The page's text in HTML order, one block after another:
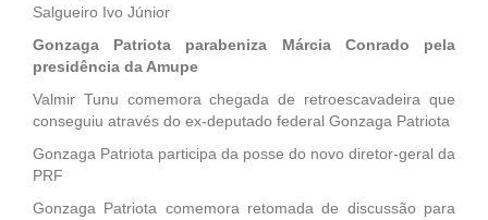
Salgueiro Ivo Júnior
Gonzaga Patriota parabeniza Márcia Conrado pela
presidência da Amupe
Valmir Tunu comemora chegada de retroescavadeira que
conseguiu através do ex-deputado federal Gonzaga Patriota
Gonzaga Patriota participa da posse do novo diretor-geral da
PRF
Gonzaga Patriota comemora retomada de discussão para